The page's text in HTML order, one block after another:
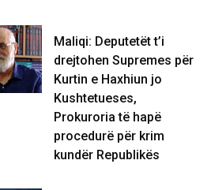
Maliqi: Deputetët t’i
drejtohen Supremes për
Kurtin e Haxhiun jo
Kushtetueses,
Prokuroria të hapë
procedurë për krim
kundër Republikës